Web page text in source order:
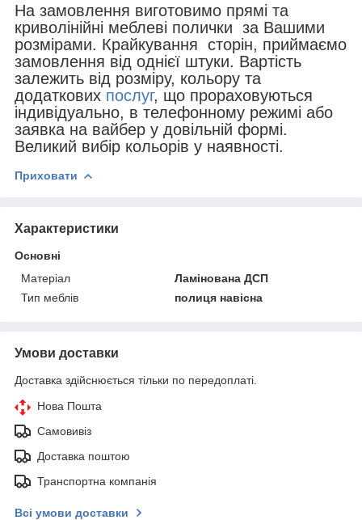
На замовлення виготовимо прямі та
криволінійні меблеві полички за Вашими
розмірами. Крайкування сторін, приймаємо
замовлення від однієї штуки. Вартість
залежить від розміру, кольору та
додаткових послуг, що прораховуються
індивідуально, в телефонному режимі або
заявка на вайбер у довільній формі.
Великий вибір кольорів у наявності.
Приховати
Характеристики
Основні
Матеріал
Ламінована ДСП
Тип меблів
полиця навісна
Умови доставки
Доставка здійснюється тільки по передоплаті.
Нова Пошта
Самовивіз
Доставка поштою
Транспортна компанія
Всі умови доставки